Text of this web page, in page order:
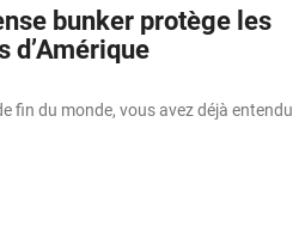
bunker protège les
d’Amérique
fin du monde, vous avez déjà entendu